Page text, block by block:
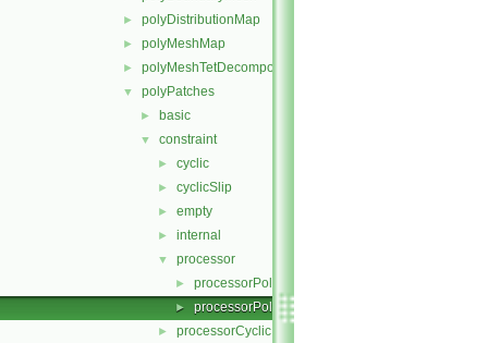
► polyDistributionMap
► polyMeshMap
► polyMeshTetDecomposition
▼ polyPatches
► basic
▼ constraint
► cyclic
► cyclicSlip
► empty
► internal
▼ processor
► processorPolyPatch.C
► processorPolyPatch.H
► processorCyclic